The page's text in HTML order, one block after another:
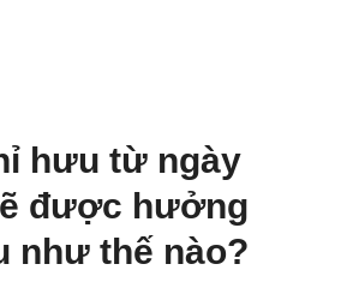
hưu từ ngày
được hưởng
như thế nào?